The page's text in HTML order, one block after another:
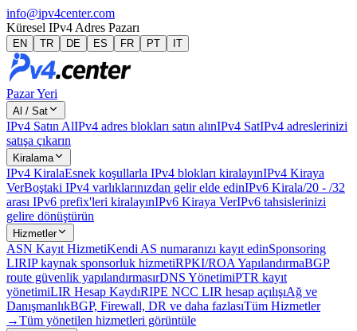
info@ipv4center.com
Küresel IPv4 Adres Pazarı
EN TR DE ES FR PT IT
Pazar Yeri
Al / Sat
IPv4 Satın AlIPv4 adres blokları satın alınIPv4 SatIPv4 adreslerinizi
satışa çıkarın
Kiralama
IPv4 KiralaEsnek koşullarla IPv4 blokları kiralayınIPv4 Kiraya
VerBoştaki IPv4 varlıklarınızdan gelir elde edinIPv6 Kirala/20 - /32
arası IPv6 prefix'leri kiralayınIPv6 Kiraya VerIPv6 tahsislerinizi
gelire dönüştürün
Hizmetler
ASN Kayıt HizmetiKendi AS numaranızı kayıt edinSponsoring
LIRIP kaynak sponsorluk hizmetiRPKI/ROA YapılandırmaBGP
route güvenlik yapılandırmasırDNS YönetimiPTR kayıt
yönetimiLIR Hesap KaydıRIPE NCC LIR hesap açılışıAğ ve
DanışmanlıkBGP, Firewall, DR ve daha fazlasıTüm Hizmetler
→Tüm yönetilen hizmetleri görüntüle